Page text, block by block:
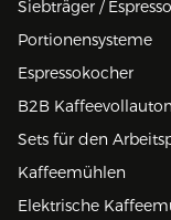
Siebträger /
Portionensysteme
Espressokocher
B2B
Sets für den
Kaffeemühlen
Elektrische